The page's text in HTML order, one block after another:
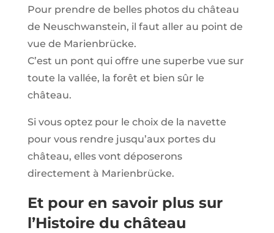
Pour prendre de belles photos du château
de Neuschwanstein, il faut aller au point de
vue de Marienbrücke.
C’est un pont qui offre une superbe vue sur
toute la vallée, la forêt et bien sûr le
château.
Si vous optez pour le choix de la navette
pour vous rendre jusqu’aux portes du
château, elles vont déposerons
directement à Marienbrücke.
Et pour en savoir plus sur
l’Histoire du château